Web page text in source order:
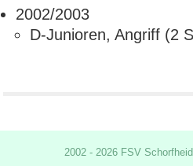
2002/2003
D-Junioren, Angriff (2
2002 - 2026 FSV